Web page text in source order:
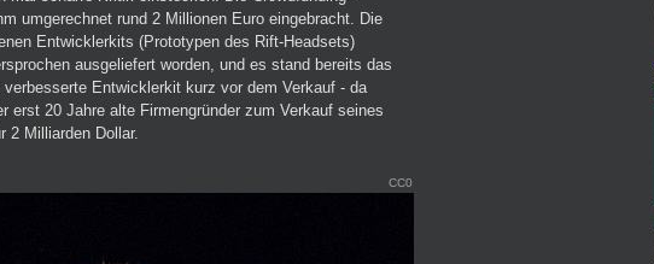
umgerechnet rund 2 Millionen Euro eingebracht. Die
Entwicklerkits (Prototypen des Rift-Headsets)
ausgeliefert worden, und es stand bereits das
Entwicklerkit kurz vor dem Verkauf - da
erst 20 Jahre alte Firmengründer zum Verkauf seines
2 Milliarden Dollar.
CC0